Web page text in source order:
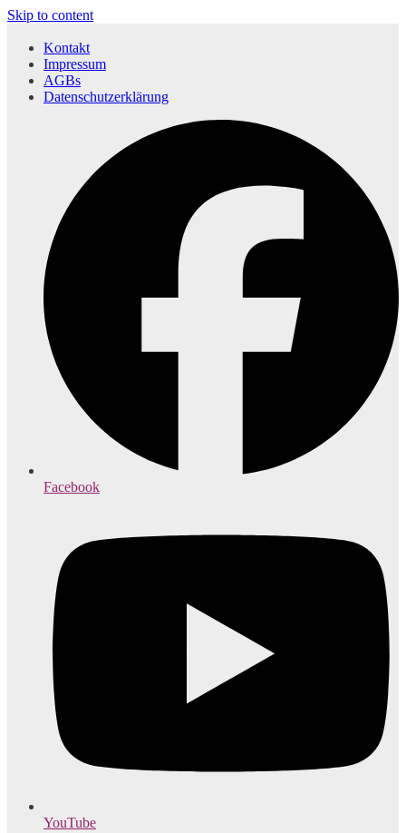
Skip to content
Kontakt
Impressum
AGBs
Datenschutzerklärung
Facebook
YouTube